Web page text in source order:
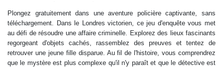
Plongez gratuitement dans une aventure policière captivante, sans
téléchargement. Dans le Londres victorien, ce jeu d'enquête vous met
au défi de résoudre une affaire criminelle. Explorez des lieux fascinants
regorgeant d'objets cachés, rassemblez des preuves et tentez de
retrouver une jeune fille disparue. Au fil de l'histoire, vous comprendrez
que le mystère est plus complexe qu'il n'y paraît et que le détective est